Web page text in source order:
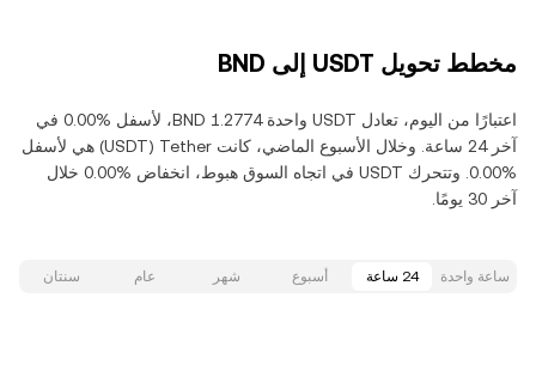
مخطط تحويل USDT إلى BND
اعتبارًا من اليوم، تعادل USDT واحدة ‏‎‏‎1.2774‏‏ BND‏، لأسفل‏ ‏‎0.00‎%‎‏ في
آخر 24 ساعة. وخلال الأسبوع الماضي، كانت Tether‏ (USDT) هي لأسفل‏
‏‎0.00‎%‎‏. وتتحرك USDT في اتجاه السوق هبوط‏، انخفاض‏ ‏‎0.00‎%‎‏ خلال
آخر 30 يومًا.
ساعة واحدة 24 ساعة أسبوع شهر عام سنتان